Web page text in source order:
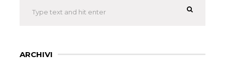
ARCHIVI